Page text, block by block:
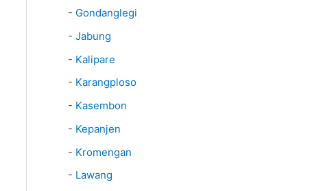
- Gondanglegi
- Jabung
- Kalipare
- Karangploso
- Kasembon
- Kepanjen
- Kromengan
- Lawang